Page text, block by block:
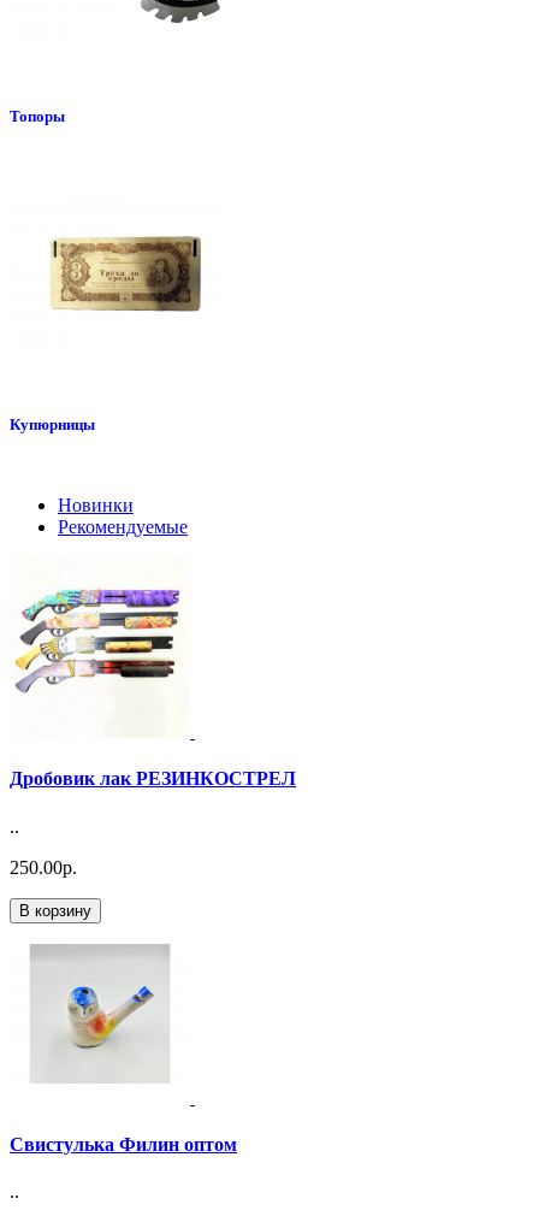
Топоры
Купюрницы
Новинки
Рекомендуемые
Дробовик лак РЕЗИНКОСТРЕЛ
..
250.00р.
В корзину
Свистулька Филин оптом
..